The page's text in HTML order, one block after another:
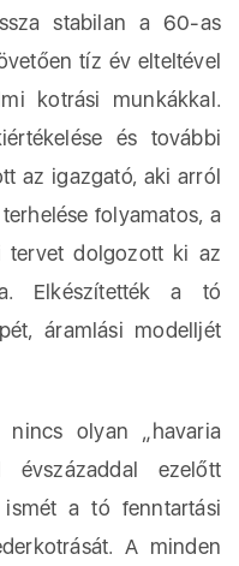
stabilan a 60-as
tíz év elteltével
kotrási munkákkal.
és további
az igazgató, aki arról
folyamatos, a
tervet dolgozott ki az
Elkészítették a tó
áramlási modelljét
nincs olyan „havaria
ezelőtt
a tó fenntartási
A minden